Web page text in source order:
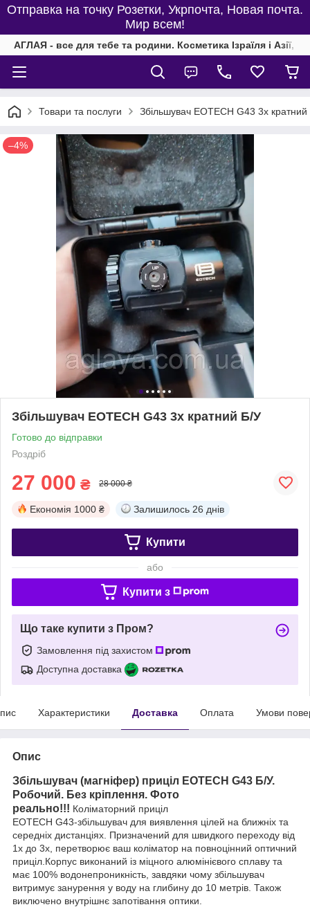
Отправка на точку Розетки, Укрпочта, Новая почта.
Мир всем!
АГЛАЯ - все для тебе та родини. Косметика Ізраїля і Азії,
Товари та послуги Збільшувач EOTECH G43 3x
–4%
Збільшувач EOTECH G43 3x кратний Б/У
Готово до відправки
Роздріб
27 000 ₴ 28 000 ₴
Економія 1000 ₴ Залишилось 26 днів
Купити
або
Купити з
Що таке купити з Пром?
Замовлення під захистом
Доступна доставка
Характеристики Доставка Оплата Умови
Опис
Збільшувач (магніфер) приціл EOTECH G43 Б/У.
Робочий. Без кріплення. Фото
реально!!! Коліматорний приціл
EOTECH G43-збільшувач для виявлення цілей на ближніх та
середніх дистанціях. Призначений для швидкого переходу від
1x до 3х, перетворює ваш коліматор на повноцінний оптичний
приціл.Корпус виконаний із міцного алюмінієвого сплаву та
має 100% водонепроникність, завдяки чому збільшувач
витримує занурення у воду на глибину до 10 метрів. Також
виключено внутрішнє запотівання оптики.